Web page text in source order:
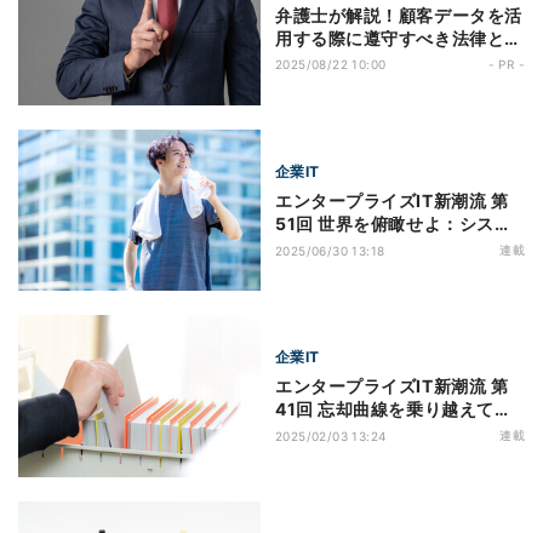
弁護士が解説！顧客データを活
用する際に遵守すべき法律とは
第4回 顧客データを活用するに
2025/08/22 10:00 - PR -
企業IT
エンタープライズIT新潮流 第
51回 世界を俯瞰せよ：システ
ム思考で見抜く力を身に着ける
2025/06/30 13:18 連載
企業IT
エンタープライズIT新潮流 第
41回 忘却曲線を乗り越えて頭
の中に知識の引き出しを作る
2025/02/03 13:24 連載